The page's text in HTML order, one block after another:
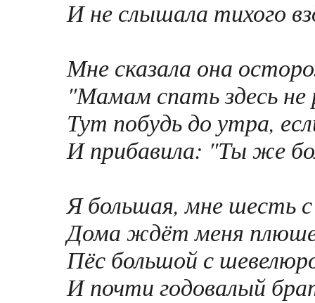
И не слышала тихого
Мне сказала она
"Мамам спать здесь
Тут побудь до утра,
И прибавила: "Ты же
Я большая, мне шесть с
Дома ждёт меня
Пёс большой с
И почти годовалый